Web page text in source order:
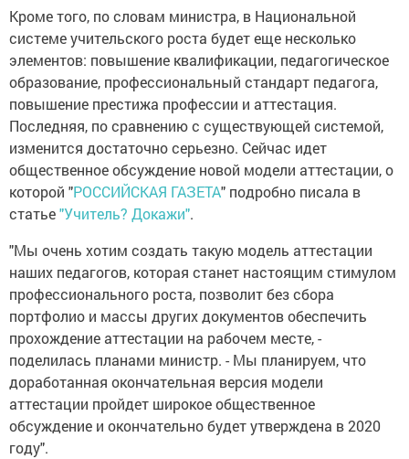
Кроме того, по словам министра, в Национальной
системе учительского роста будет еще несколько
элементов: повышение квалификации, педагогическое
образование, профессиональный стандарт педагога,
повышение престижа профессии и аттестация.
Последняя, по сравнению с существующей системой,
изменится достаточно серьезно. Сейчас идет
общественное обсуждение новой модели аттестации, о
которой "РОССИЙСКАЯ ГАЗЕТА" подробно писала в
статье"Учитель? Докажи".
"Мы очень хотим создать такую модель аттестации
наших педагогов, которая станет настоящим стимулом
профессионального роста, позволит без сбора
портфолио и массы других документов обеспечить
прохождение аттестации на рабочем месте, -
поделилась планами министр. - Мы планируем, что
доработанная окончательная версия модели
аттестации пройдет широкое общественное
обсуждение и окончательно будет утверждена в 2020
году".